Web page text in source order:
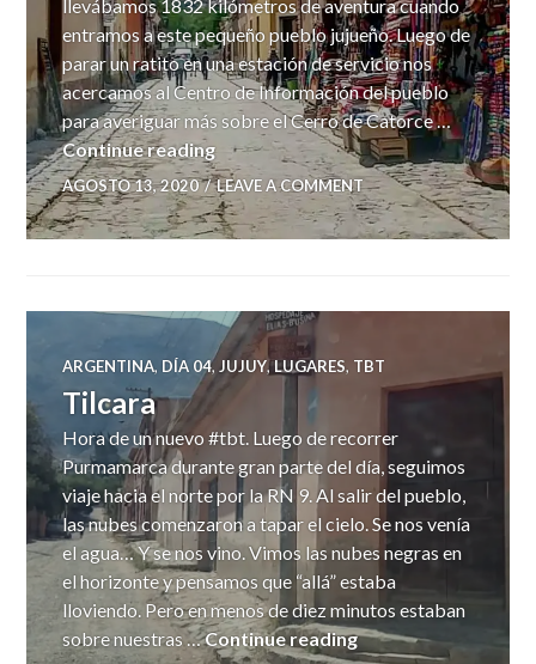
llevábamos 1832 kilómetros de aventura cuando
entramos a este pequeño pueblo jujueño. Luego de
parar un ratito en una estación de servicio nos
acercamos al Centro de Información del pueblo
para averiguar más sobre el Cerro de Catorce …
Continue readingHumahuaca
AGOSTO 13, 2020 LEAVE A COMMENT
ARGENTINA, DÍA 04, JUJUY,LUGARES, TBT
Tilcara
Hora de un nuevo #tbt. Luego de recorrer
Purmamarca durante gran parte del día, seguimos
viaje hacia el norte por la RN 9. Al salir del pueblo,
las nubes comenzaron a tapar el cielo. Se nos venía
el agua… Y se nos vino. Vimos las nubes negras en
el horizonte y pensamos que “allá” estaba
lloviendo. Pero en menos de diez minutos estaban
sobre nuestras …Continue readingTilcara